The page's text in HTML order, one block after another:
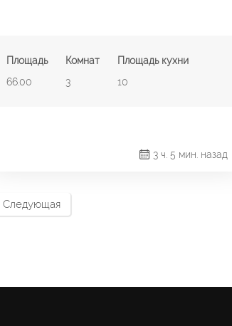
Площадь
66.00
Комнат
3
Площадь кухни
10
3 ч. 5 мин. назад
Следующая